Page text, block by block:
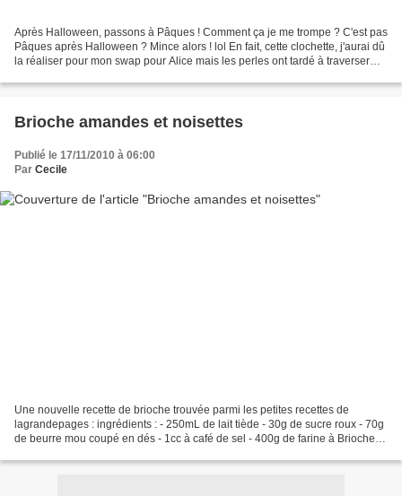
Après Halloween, passons à Pâques ! Comment ça je me trompe ? C'est pas
Pâques après Halloween ? Mince alors ! lol En fait, cette clochette, j'aurai dû
la réaliser pour mon swap pour Alice mais les perles ont tardé à traverser
Brioche amandes et noisettes
Publié le 17/11/2010 à 06:00
Par Cecile
Une nouvelle recette de brioche trouvée parmi les petites recettes de
lagrandepages : ingrédients : - 250mL de lait tiède - 30g de sucre roux - 70g
de beurre mou coupé en dés - 1cc à café de sel - 400g de farine à Brioche